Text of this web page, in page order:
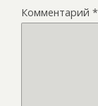
Комментарий *